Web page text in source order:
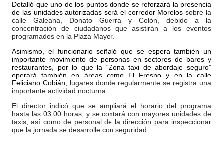
Detalló que uno de los puntos donde se reforzará la presencia
de las unidades autorizadas será el corredor Morelossobre la
calle Galeana, Donato Guerra y Colón, debido a la
concentración de ciudadanos que asistirán a los eventos
programados en la Plaza Mayor.
Asimismo, el funcionario señaló que se espera también un
importante movimiento de personas en sectores de bares y
restaurantes, por lo que la “Zona taxi de abordaje seguro”
operará también en áreas como El Fresno y en la calle
Feliciano Cobián, lugares donde regularmente se registra una
importante actividad nocturna.
El director indicó que se ampliará el horario del programa
hasta las 03:00 horas, y se contará con mayores unidades de
taxis, así como de personal de la dirección para inspeccionar
que la jornada se desarrolle con seguridad.